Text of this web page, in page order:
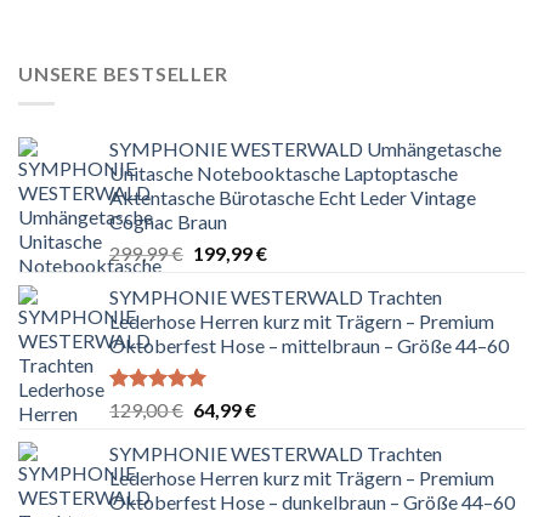
UNSERE BESTSELLER
SYMPHONIE WESTERWALD Umhängetasche
Unitasche Notebooktasche Laptoptasche
Aktentasche Bürotasche Echt Leder Vintage
Cognac Braun
299,99€ Ursprünglicher
war:
299,99 €
199,99€Aktueller
ist:
199,99 €.
SYMPHONIE WESTERWALD Trachten
Lederhose Herren kurz mit Trägern – Premium
Oktoberfest Hose – mittelbraun – Größe 44–60
Bewertet
5.00
von 5
129,00€ Ursprünglicher
war:
129,00 €
64,99€Aktueller
ist:
64,99 €.
SYMPHONIE WESTERWALD Trachten
Lederhose Herren kurz mit Trägern – Premium
Oktoberfest Hose – dunkelbraun – Größe 44–60